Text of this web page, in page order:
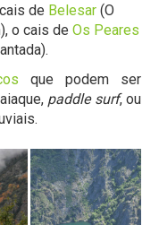
de Belesar (O
o cais de Os Peares
que podem ser
paddle surf, ou